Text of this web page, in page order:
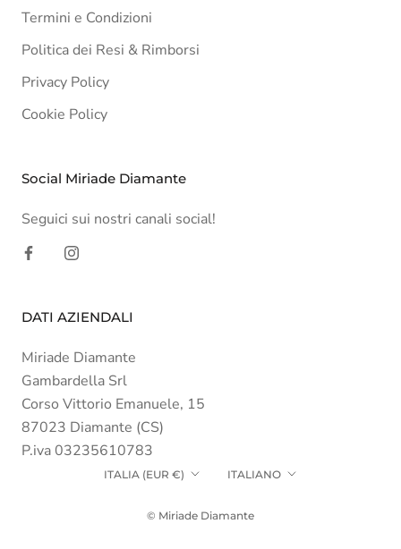
Termini e Condizioni
Politica dei Resi & Rimborsi
Privacy Policy
Cookie Policy
Social Miriade Diamante
Seguici sui nostri canali social!
DATI AZIENDALI
Miriade Diamante
Gambardella Srl
Corso Vittorio Emanuele, 15
87023 Diamante (CS)
P.iva 03235610783
Paese/Area
ITALIA (EUR €) Lingua
ITALIANO
© Miriade Diamante